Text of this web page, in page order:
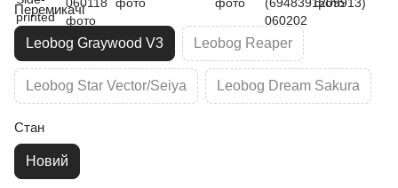
Перемикачі
Leobog Graywood V3 Leobog Reaper
Leobog Star Vector/Seiya Leobog Dream Sakura
Стан
Новий